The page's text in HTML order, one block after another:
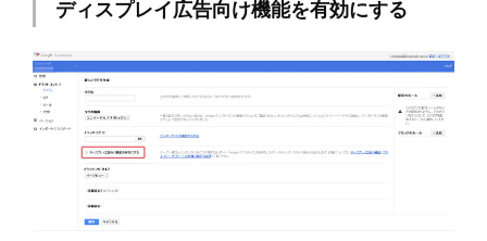
ディスプレイ広告向け機能を有効にする